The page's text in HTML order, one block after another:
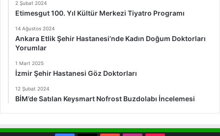
2 Şubat 2024
Etimesgut 100. Yıl Kültür Merkezi Tiyatro Programı
14 Ağustos 2024
Ankara Etlik Şehir Hastanesi’nde Kadın Doğum Doktorları
Yorumlar
1 Mart 2025
İzmir Şehir Hastanesi Göz Doktorları
12 Şubat 2024
BİM’de Satılan Keysmart Nofrost Buzdolabı İncelemesi